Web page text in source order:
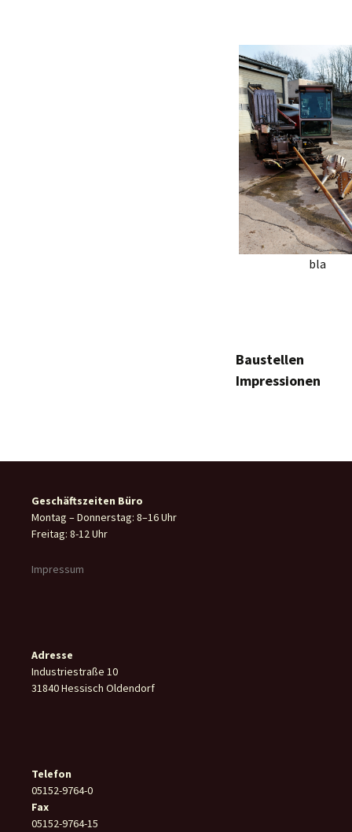
bla
Baustellen
Impressionen
Geschäftszeiten Büro
Montag – Donnerstag: 8–16 Uhr
Freitag: 8-12 Uhr
Impressum
Adresse
Industriestraße 10
31840 Hessisch Oldendorf
Telefon
05152-9764-0
Fax
05152-9764-15